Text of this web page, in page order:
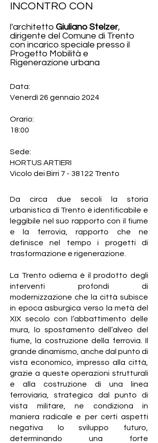
INCONTRO CON
l'architetto Giuliano Stelzer,
dirigente del Comune di Trento
con incarico speciale presso il
Progetto Mobilità e
Rigenerazione urbana
Data:
Venerdì 26 gennaio 2024
Orario:
18:00
Sede:
HORTUS ARTIERI
Vicolo dei Birri 7 - 38122 Trento
Da circa due secoli la storia
urbanistica di Trento è identificabile e
leggibile nel suo rapporto con il fiume
e la ferrovia, rapporto che ne
definisce nel tempo i progetti di
trasformazione e rigenerazione.
La Trento odierna è il prodotto degli
interventi profondi di
modernizzazione che la città subisce
in epoca asburgica verso la metà del
XIX secolo con l’abbattimento delle
mura, lo spostamento dell’alveo del
fiume, la costruzione della ferrovia. Il
grande dinamismo, anche dal punto di
vista economico, impresso alla città,
grazie a queste operazioni strutturali
e alla costruzione di una linea
ferroviaria, strategica dal punto di
vista militare, ne condiziona in
maniera radicale e per certi aspetti
negativa lo sviluppo futuro,
determinando una forte